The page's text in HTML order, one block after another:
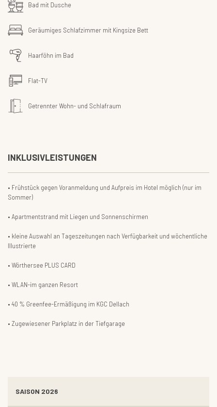
Bad mit Dusche
Geräumiges Schlafzimmer mit Kingsize Bett
Haarföhn im Bad
Flat-TV
Getrennter Wohn- und Schlafraum
INKLUSIVLEISTUNGEN
Frühstück gegen Voranmeldung und Aufpreis im Hotel möglich (nur im
Sommer)
Apartmentstrand mit Liegen und Sonnenschirmen
kleine Auswahl an Tageszeitungen nach Verfügbarkeit und wöchentliche
Illustrierte
Wörthersee PLUS CARD
WLAN-im ganzen Resort
40 % Greenfee-Ermäßigung im KGC Dellach
Zugewiesener Parkplatz in der Tiefgarage
SAISON 2026